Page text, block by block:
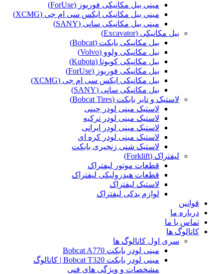
مینی بیل مکانیکی فوریوز (ForUse)
مینی بیل مکانیکی ایکس سی ام جی (XCMG)
مینی بیل مکانیکی سانی (SANY)
بیل مکانیکی (Excavator)
بیل مکانیکی بابکت (Bobcat)
بیل مکانیکی ولوو (Volvo)
بیل مکانیکی کوبوتا (Kubota)
بیل مکانیکی فوریوز (ForUse)
بیل مکانیکی ایکس سی ام جی (XCMG)
بیل مکانیکی سانی (SANY)
لاستیک و تایر بابکت (Bobcat Tires)
لاستیک مینی لودر چینی
لاستیک مینی لودر ترکیه
لاستیک مینی لودر ایرانی
لاستیک مینی لودر کره ای
لاستیک شنی زنجیری بابکت
لیفتراک (Forklift)
قطعات موتور لیفتراک
قطعات هیدرولیکی لیفتراک
لاستیک لیفتراک
لوازم یدکی لیفتراک
قوانین
درباره ما
تماس با ما
کاتالوگ ها
سری اول کاتالوگ ها
مینی لودر بابکت Bobcat A770
مینی لودر بابکت Bobcat T320 | کاتالوگ
مشخصات و ویژگی های فنی